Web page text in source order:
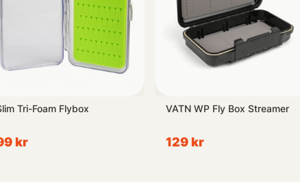
och smart hantering av din utrustning så finner du de
bekvämlighet vid sportfiske!
Tri-Foam Flybox
kr
VATN WP Fly Box Streamer
129 kr